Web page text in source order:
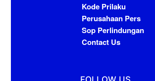
Kode Prilaku
Perusahaan Pers
Sop Perlindungan
Contact Us